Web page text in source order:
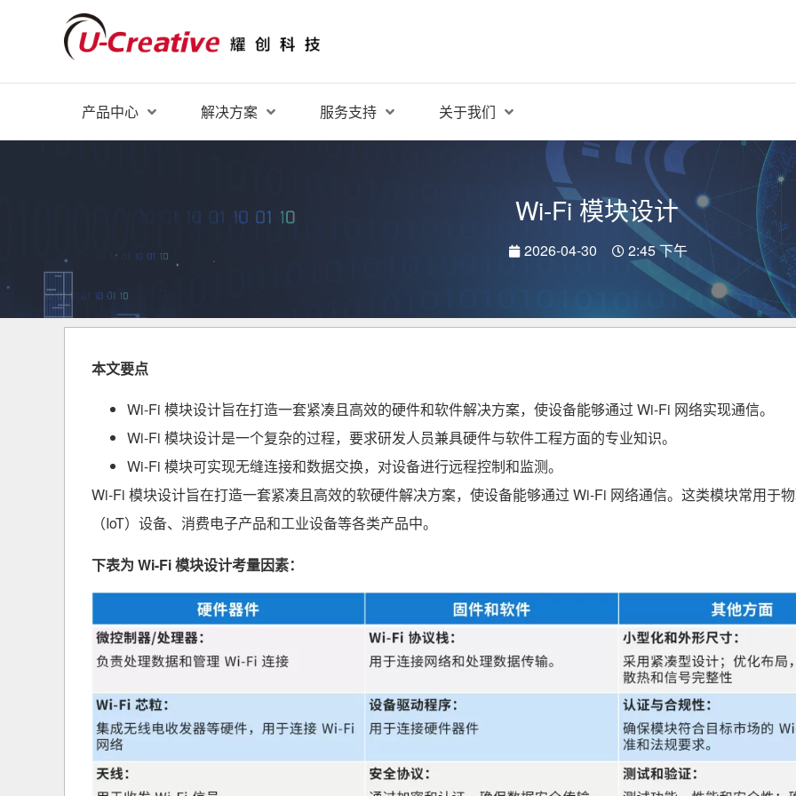
产品中心 解决方案 服务支持 关于我们
Wi-Fi 模块设计
2026-04-30 2:45 下午
本文要点
Wi-Fi 模块设计旨在打造一套紧凑且高效的硬件和软件解决方案，使设备能够通过 Wi-Fi 网络实现通信。
Wi-Fi 模块设计是一个复杂的过程，要求研发人员兼具硬件与软件工程方面的专业知识。
Wi-Fi 模块可实现无缝连接和数据交换，对设备进行远程控制和监测。
Wi-Fi 模块设计旨在打造一套紧凑且高效的软硬件解决方案，使设备能够通过 Wi-Fi 网络通信。这类模块常用于
（IoT）设备、消费电子产品和工业设备等各类产品中。
下表为 Wi-Fi 模块设计考量因素：